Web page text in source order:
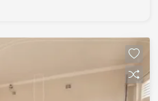
garantindo
• Cozinha
otimizando suas